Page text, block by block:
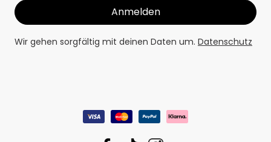
Wir gehen sorgfältig mit deinen Daten um. Datenschutz